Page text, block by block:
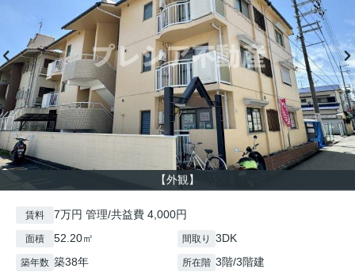
【外観】
賃料 7万円 管理/共益費 4,000円
面積 52.20㎡ 間取り 3DK
築年数 築38年 所在階 3階/3階建